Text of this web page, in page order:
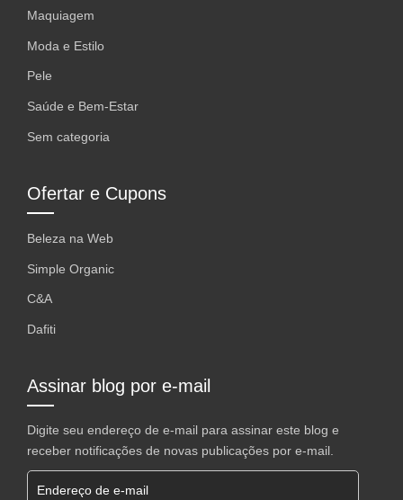
Maquiagem
Moda e Estilo
Pele
Saúde e Bem-Estar
Sem categoria
Ofertar e Cupons
Beleza na Web
Simple Organic
C&A
Dafiti
Assinar blog por e-mail
Digite seu endereço de e-mail para assinar este blog e
receber notificações de novas publicações por e-mail.